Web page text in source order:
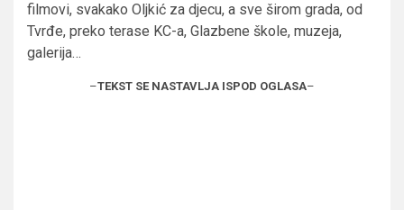
filmovi, svakako Oljkić za djecu, a sve širom grada, od
Tvrđe, preko terase KC-a, Glazbene škole, muzeja,
galerija…
–TEKST SE NASTAVLJA ISPOD OGLASA–